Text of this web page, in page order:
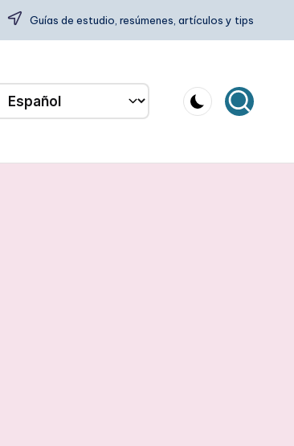
Guías de estudio, resúmenes, artículos y tips